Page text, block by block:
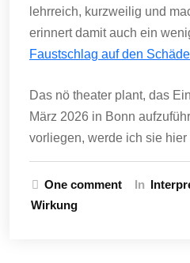
lehrreich, kurzweilig und
erinnert damit auch ein
Faustschlag auf den Schädel
Das nö theater plant, das
März 2026 in Bonn
vorliegen, werde ich sie hier
One comment In
Wirkung